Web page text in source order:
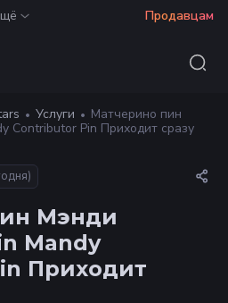
Продавцам
Услуги
Матчерино пин
Contributor Pin Приходит сразу
Мэнди
Mandy
Приходит